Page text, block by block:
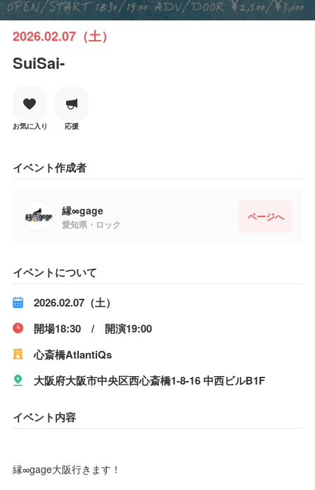
2026.02.07（土）
SuiSai-
お気に入り 応援
イベント作成者
縁∞gage
愛知県・ロック
ページへ
イベントについて
2026.02.07（土）
開場18:30 / 開演19:00
心斎橋AtlantiQs
大阪府大阪市中央区西心斎橋1-8-16 中西ビルB1F
イベント内容
縁∞gage大阪行きます！